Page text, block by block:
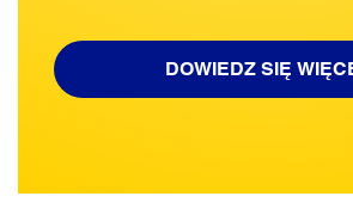
DOWIEDZ SIĘ